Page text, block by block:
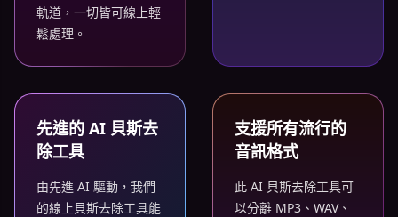
軌道，一切皆可線上輕
鬆處理。
先進的 AI 貝斯去
除工具
由先進 AI 驅動，我們
的線上貝斯去除工具能
支援所有流行的
音訊格式
此 AI 貝斯去除工具可
以分離 MP3、WAV、